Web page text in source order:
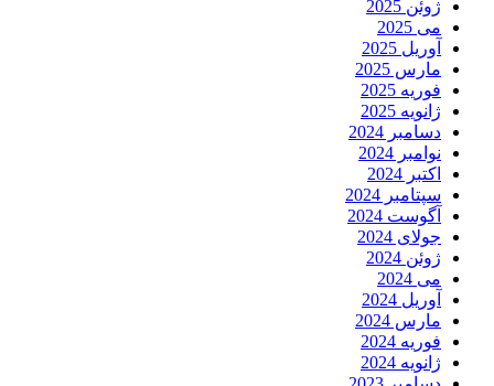
ژوئن 2025
می 2025
آوریل 2025
مارس 2025
فوریه 2025
ژانویه 2025
دسامبر 2024
نوامبر 2024
اکتبر 2024
سپتامبر 2024
آگوست 2024
جولای 2024
ژوئن 2024
می 2024
آوریل 2024
مارس 2024
فوریه 2024
ژانویه 2024